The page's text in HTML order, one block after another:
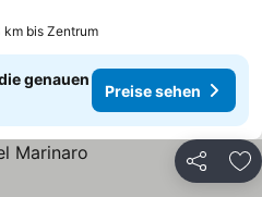
km bis Zentrum
genauen
Preise sehen
Teilen